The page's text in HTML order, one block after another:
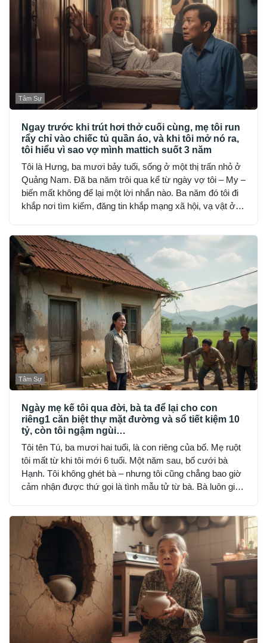
Tâm Sự
Ngay trước khi trút hơi thở cuối cùng, mẹ tôi run
rẩy chỉ vào chiếc tủ quần áo, và khi tôi mở nó ra,
tôi hiểu vì sao vợ mình mattich suốt 3 năm
Tôi là Hưng, ba mươi bảy tuổi, sống ở một thị trấn nhỏ ở
Quảng Nam. Đã ba năm trôi qua kể từ ngày vợ tôi – My –
biến mất không để lại một lời nhắn nào. Ba năm đó tôi đi
khắp nơi tìm kiếm, đăng tin khắp mạng xã hội, vạ vật ở
Tâm Sự
Ngày mẹ kế tôi qua đời, bà ta để lại cho con
riêng1 căn biệt thự mặt đường và sổ tiết kiệm 10
tỷ, còn tôi ngậm ngùi…
Tôi tên Tú, ba mươi hai tuổi, là con riêng của bố. Mẹ ruột
tôi mất từ khi tôi mới 6 tuổi. Một năm sau, bố cưới bà
Hạnh. Tôi không ghét bà – nhưng tôi cũng chẳng bao giờ
cảm nhận được thứ gọi là tình mẫu tử từ bà. Bà luôn giữ